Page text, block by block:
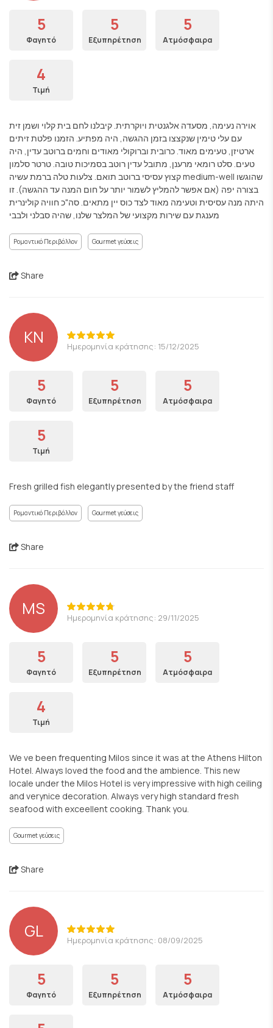
5
Φαγητό
5
Εξυπηρέτηση
5
Ατμόσφαιρα
4
Τιμή
אוירה נעימה, מסעדה אלגנטית ויוקרתית. קיבלנו לחם בית קלוי ושמן זית
עם עלי טימין שנקצצו בזמן ההגשה, היה מפתיע. הזמנו פלטת זיתים
ארטיזן, טעימים מאוד. כרובית וברוקולי מאודים וחמים ברוטב עדין, היה
טעים. סלט רומאי מרענן, מתובל עדין רוטב בסמיכות טובה. טרטר סלמון
קצוץ עסיסי ברוטב תואם. צלעות טלה ברמת עשיה medium-well שהוגשו
בצורה יפה (אם אפשר להמליץ לשמור יותר על חום המנה עד ההגשה). זו
היתה מנה עסיסית וטעימה מאוד לצד כוס יין מתאים. סה"כ חוויה קולינרית
מענגת עם שירות מקצועי של המלצר שלנו, שהיה סבלני ולבבי
Ρομαντικό Περιβάλλον Gourmet γεύσεις
Share
KN Ημερομηνία κράτησης: 15/12/2025
5
Φαγητό
5
Εξυπηρέτηση
5
Ατμόσφαιρα
5
Τιμή
Fresh grilled fish elegantly presented by the friend staff
Ρομαντικό Περιβάλλον Gourmet γεύσεις
Share
MS Ημερομηνία κράτησης: 29/11/2025
5
Φαγητό
5
Εξυπηρέτηση
5
Ατμόσφαιρα
4
Τιμή
We ve been frequenting Milos since it was at the Athens Hilton
Hotel. Always loved the food and the ambience. This new
locale under the Milos Hotel is very impressive with high ceiling
and verynice decoration. Always very high standard fresh
seafood with exceellent cooking. Thank you.
Gourmet γεύσεις
Share
GL Ημερομηνία κράτησης: 08/09/2025
5
Φαγητό
5
Εξυπηρέτηση
5
Ατμόσφαιρα